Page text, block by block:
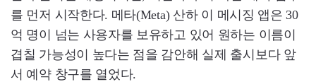
를 먼저 시작한다. 메타(Meta) 산하 이 메시징 앱은 30
억 명이 넘는 사용자를 보유하고 있어 원하는 이름이
겹칠 가능성이 높다는 점을 감안해 실제 출시보다 앞
서 예약 창구를 열었다.